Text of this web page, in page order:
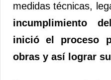
medidas técnicas,
incumplimiento
inició el proceso
obras y así lograr